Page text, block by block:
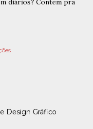
diários? Contem pra
Design Gráfico